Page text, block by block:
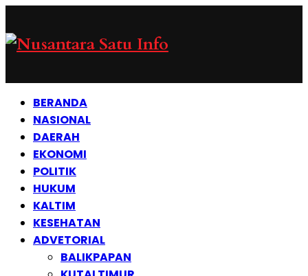
BERANDA
NASIONAL
DAERAH
EKONOMI
POLITIK
HUKUM
KALTIM
KESEHATAN
ADVETORIAL
BALIKPAPAN